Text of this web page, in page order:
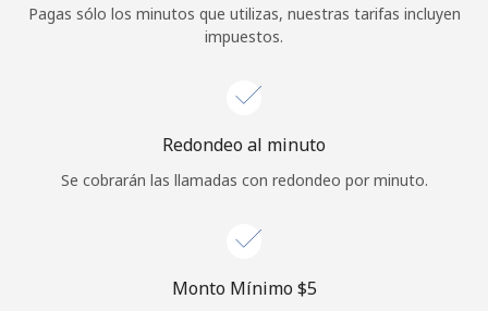
Iniciar Sesión
Pagas sólo los minutos que utilizas, nuestras tarifas incluyen
impuestos.
Redondeo al minuto
Se cobrarán las llamadas con redondeo por minuto.
Monto Mínimo ⁦$5⁩